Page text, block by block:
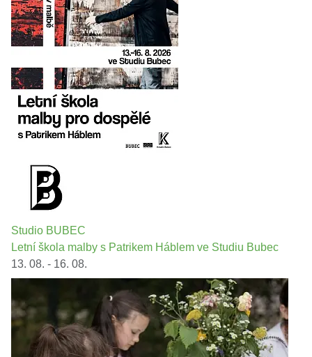
Studio BUBEC
Letní škola malby s Patrikem Háblem ve Studiu Bubec
13. 08. - 16. 08.